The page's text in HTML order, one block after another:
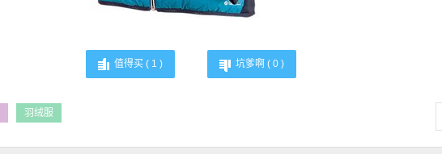
值得买 ( 1 ) 坑爹啊 ( 0 )
羽绒服